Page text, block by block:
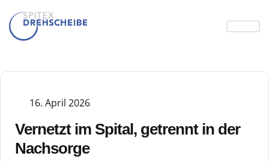
16. April 2026
Vernetzt im Spital, getrennt in der
Nachsorge